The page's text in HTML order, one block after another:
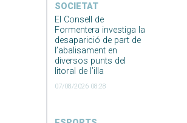
SOCIETAT
El Consell de
Formentera investiga la
desaparició de part de
l’abalisament en
diversos punts del
litoral de l’illa
07/08/2026 08:28